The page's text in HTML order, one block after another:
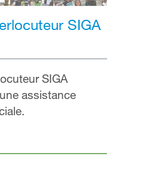
SIGA
SIGA
assistance